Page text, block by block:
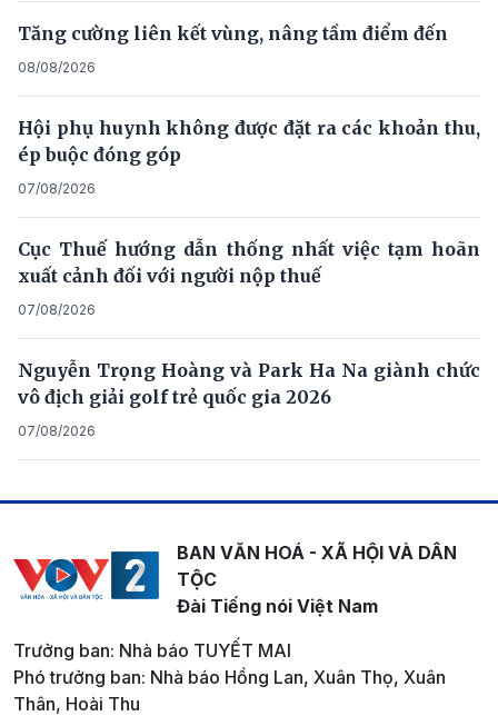
Tăng cường liên kết vùng, nâng tầm điểm đến
08/08/2026
Hội phụ huynh không được đặt ra các khoản thu,
ép buộc đóng góp
07/08/2026
Cục Thuế hướng dẫn thống nhất việc tạm hoãn
xuất cảnh đối với người nộp thuế
07/08/2026
Nguyễn Trọng Hoàng và Park Ha Na giành chức
vô địch giải golf trẻ quốc gia 2026
07/08/2026
BAN VĂN HOÁ - XÃ HỘI VÀ DÂN
TỘC
Đài Tiếng nói Việt Nam
Trưởng ban: Nhà báo TUYẾT MAI
Phó trưởng ban: Nhà báo Hồng Lan, Xuân Thọ, Xuân
Thân, Hoài Thu